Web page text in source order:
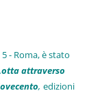
- Roma, è stato
attraverso
, edizioni